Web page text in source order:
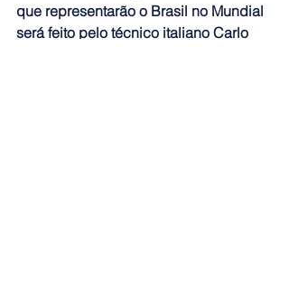
que representarão o Brasil no Mundial
será feito pelo técnico italiano Carlo